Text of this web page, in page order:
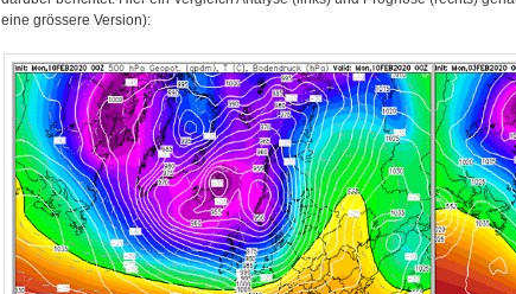
eine grössere Version):